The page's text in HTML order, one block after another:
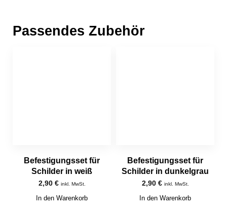
Passendes Zubehör
Befestigungsset für
Schilder in weiß
2,90 € inkl. MwSt.
In den Warenkorb
Befestigungsset für
Schilder in dunkelgrau
2,90 € inkl. MwSt.
In den Warenkorb